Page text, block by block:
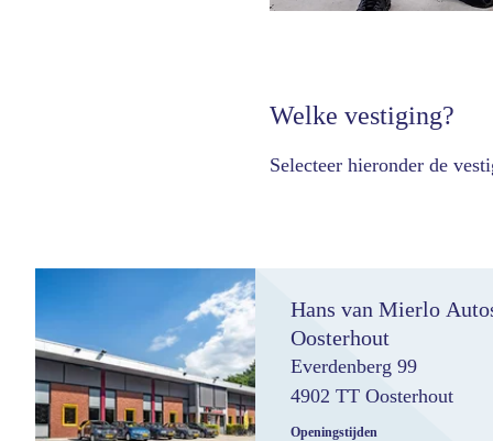
Welke vestiging?
Selecteer hieronder de
Hans van Mierlo
Oosterhout
Everdenberg 99
4902 TT Oosterhout
Openingstijden